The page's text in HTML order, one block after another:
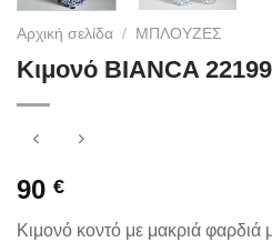
Αρχική σελίδα / ΜΠΛΟΥΖΕΣ
Κιμονό BIANCA
90 €
Κιμονό κοντό με μακριά φαρδιά